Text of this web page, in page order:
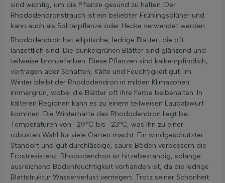
sind wichtig, um die Pflanze gesund zu halten. Der
Rhododendronstrauch ist ein beliebter Frühlingsblüher und
kann auch als Solitärpflanze oder Hecke verwendet werden.
Rhododendron hat elliptische, ledrige Blätter, die oft
lanzettlich sind. Die dunkelgrünen Blätter sind glänzend und
teilweise bronzefarben. Diese Pflanzen sind kalkempfindlich,
vertragen aber Schatten, Kälte und Feuchtigkeit gut. Im
Winter bleibt der Rhododendron in milden Klimazonen
immergrün, wobei die Blätter oft ihre Farbe beibehalten. In
kälteren Regionen kann es zu einem teilweisen Laubabwurf
kommen. Die Winterhärte des Rhododendron liegt bei
Temperaturen von -29°C bis -23°C, was ihn zu einer
robusten Wahl für viele Gärten macht. Ein windgeschützter
Standort und gut durchlässige, saure Böden verbessern die
Frostresistenz. Rhododendron ist hitzebeständig, solange
ausreichend Bodenfeuchtigkeit vorhanden ist, da die ledrige
Blattstruktur Wasserverlust verringert. Trotz seiner Schönheit